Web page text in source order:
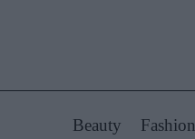
Beauty Fashion